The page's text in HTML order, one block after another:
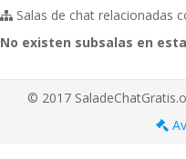
Salas de chat relacionadas
No existen subsalas en
© 2017